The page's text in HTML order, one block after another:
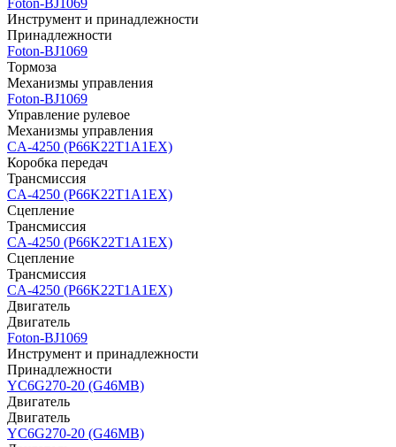
Foton-BJ1069
Инструмент и принадлежности
Принадлежности
Foton-BJ1069
Тормоза
Механизмы управления
Foton-BJ1069
Управление рулевое
Механизмы управления
CA-4250 (P66K22T1A1EX)
Коробка передач
Трансмиссия
CA-4250 (P66K22T1A1EX)
Сцепление
Трансмиссия
CA-4250 (P66K22T1A1EX)
Сцепление
Трансмиссия
CA-4250 (P66K22T1A1EX)
Двигатель
Двигатель
Foton-BJ1069
Инструмент и принадлежности
Принадлежности
YC6G270-20 (G46MB)
Двигатель
Двигатель
YC6G270-20 (G46MB)